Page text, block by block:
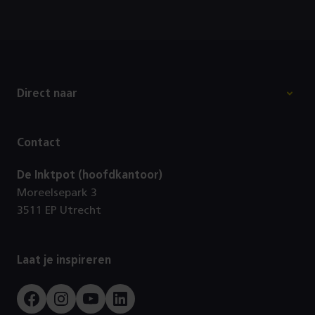
Direct naar
Contact
De Inktpot (hoofdkantoor)
Moreelsepark 3
3511 EP Utrecht
Laat je inspireren
FacebookInstagram
YoutubeLinkedIn